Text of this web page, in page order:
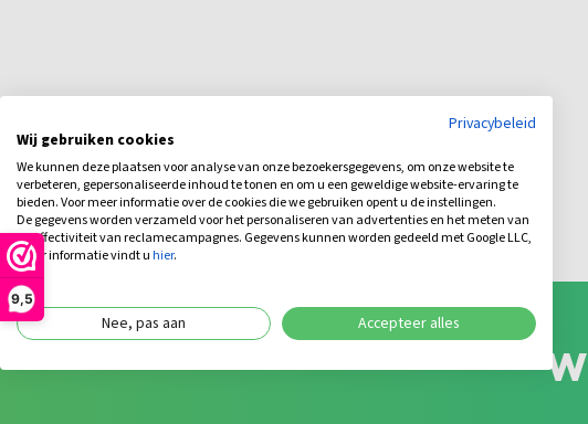
9,5
Privacybeleid
Wij gebruiken cookies
We kunnen deze plaatsen voor analyse van onze bezoekersgegevens, om onze website te
verbeteren, gepersonaliseerde inhoud te tonen en om u een geweldige website-ervaring te
bieden. Voor meer informatie over de cookies die we gebruiken opent u de instellingen.
De gegevens worden verzameld voor het personaliseren van advertenties en het meten van
de effectiviteit van reclamecampagnes. Gegevens kunnen worden gedeeld met Google LLC,
meer informatie vindt uhier.
Nee, pas aan Accepteer alles